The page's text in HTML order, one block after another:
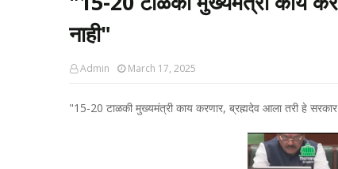
नाही"
Admin March 17, 2025
"15-20 टाळकी मुख्यमंत्री काय करणार, ब्रह्मदेव आला तरी हे सरकार